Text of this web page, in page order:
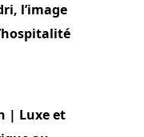
l’image
| Luxe et